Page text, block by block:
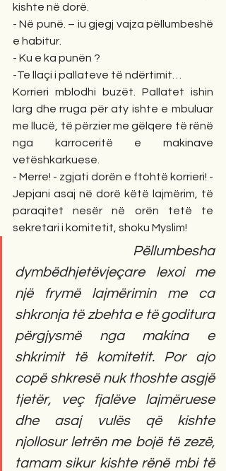
kishte në dorë.
- Në punë. – iu gjegj vajza pëllumbeshë
e habitur.
- Ku e ka punën ?
-Te llaçi i pallateve të ndërtimit…
Korrieri mblodhi buzët. Pallatet ishin
larg dhe rruga për aty ishte e mbuluar
me llucë, të përzier me gëlqere të rënë
nga karroceritë e makinave
vetëshkarkuese.
- Merre! - zgjati dorën e ftohtë korrieri! -
Jepjani asaj në dorë këtë lajmërim, të
paraqitet nesër në orën tetë te
sekretari i komitetit, shoku Myslim!
Pëllumbesha
dymbëdhjetëvjeçare lexoi me
një frymë lajmërimin me ca
shkronja të zbehta e të goditura
përgjysmë nga makina e
shkrimit të komitetit. Por ajo
copë shkresë nuk thoshte asgjë
tjetër, veç fjalëve lajmëruese
dhe asaj vulës që kishte
njollosur letrën me bojë të zezë,
tamam sikur kishte rënë mbi të